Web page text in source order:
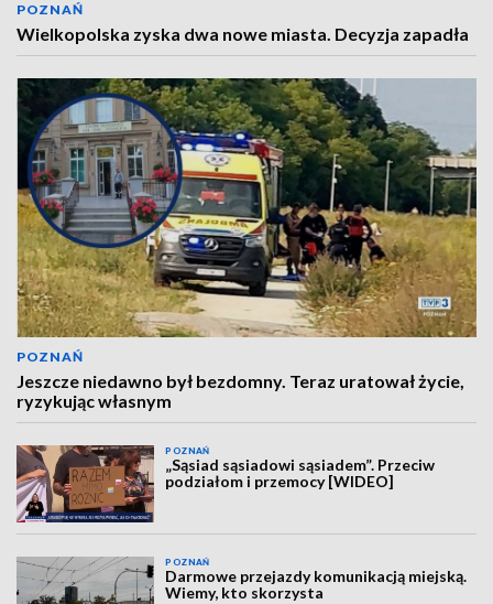
POZNAŃ
Wielkopolska zyska dwa nowe miasta. Decyzja zapadła
POZNAŃ
Jeszcze niedawno był bezdomny. Teraz uratował życie,
ryzykując własnym
POZNAŃ
„Sąsiad sąsiadowi sąsiadem”. Przeciw
podziałom i przemocy [WIDEO]
POZNAŃ
Darmowe przejazdy komunikacją miejską.
Wiemy, kto skorzysta